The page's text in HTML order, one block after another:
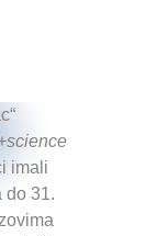
imali
do 31.